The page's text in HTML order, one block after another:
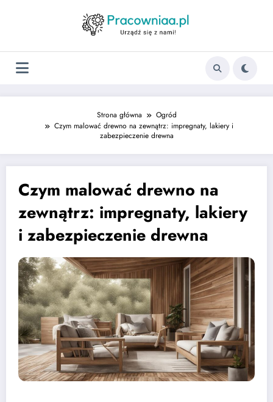
Strona główna
Ogród
Czym malować drewno na zewnątrz: impregnaty, lakiery i
zabezpieczenie drewna
Czym malować drewno na
zewnątrz: impregnaty, lakiery
i zabezpieczenie drewna